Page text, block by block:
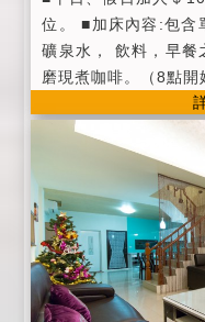
視、盥洗用品、冷氣
磁爐、電鍋、微波
油)、鍋碗瓢盆。 ■
平日包棟特惠: 一人
金海岸四人樓中樓包
型無法借用廚房，
■ 其它設施：專屬停
盥洗用品、冷氣。 ■
加人費用(六歲以下不
位。 ■加床內容:包含
礦泉水， 飲料，早餐
磨現煮咖啡。（8點開